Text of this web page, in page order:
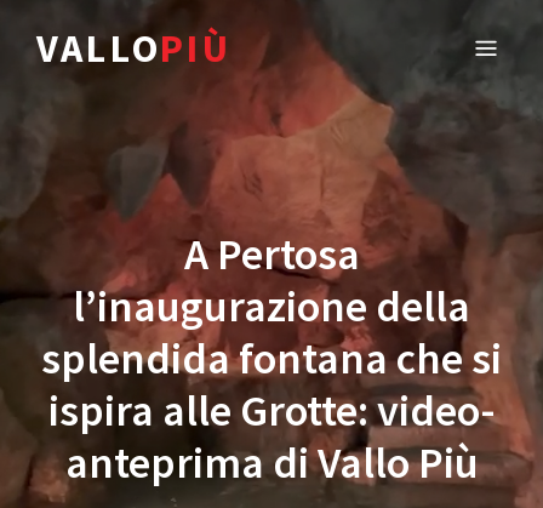
VALLOPIÙ
A Pertosa
l’inaugurazione della
splendida fontana che si
ispira alle Grotte: video-
anteprima di Vallo Più